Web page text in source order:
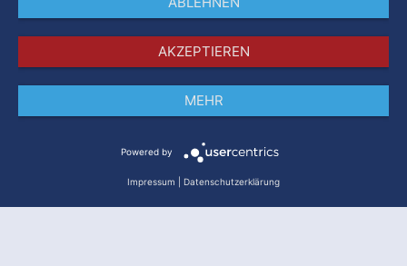
Datenschutz
AKZEPTIEREN
MEHR
Powered by
Impressum Datenschutzerklärung